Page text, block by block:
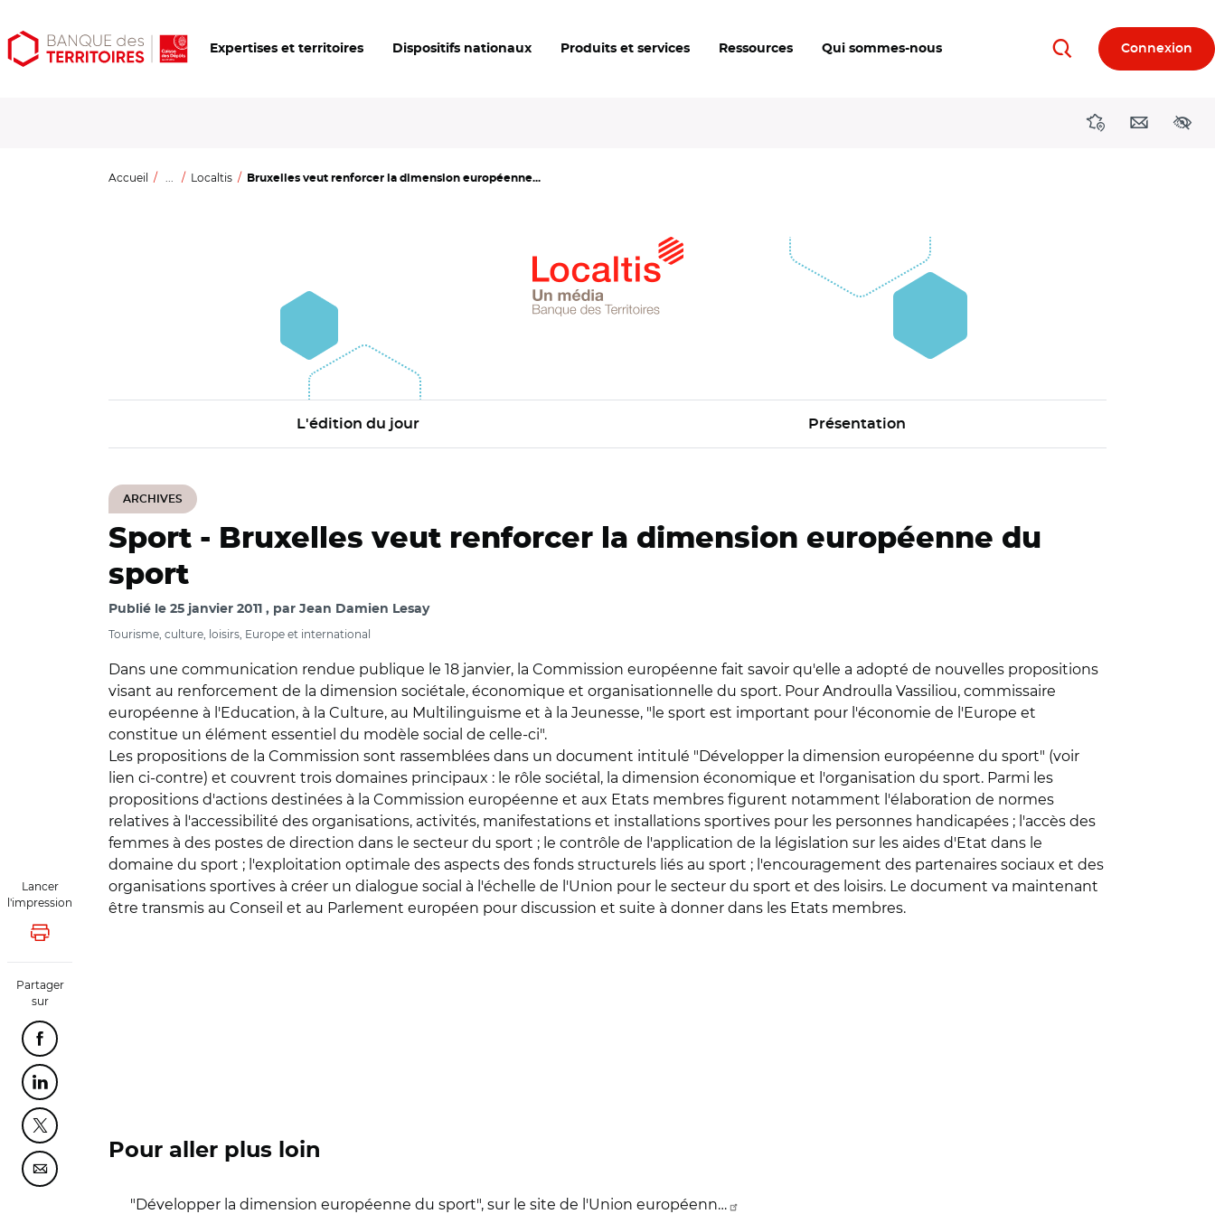
Aller
au
Aller
au
Ouvrir
les
Expertises et territoires Dispositifs nationaux Produits et services Ressources Qui sommes-nous RechercherConnexion
DirectionsContact
Accueil ... Localtis Bruxelles veut renforcer la dimension européenne...
L'édition du jour Présentation
ARCHIVES
Lancer
l'impression
Lancer l'impression
Partager
sur
Partager cette page sur Facebook
Partager cette page sur Linkedin
Partager cette page sur Twitter
Partager cette page sur Courriel
Sport - Bruxelles veut renforcer la dimension européenne du
sport
Publié le 25 janvier 2011 par Jean Damien Lesay
Tourisme, culture, loisirs, Europe et international
Dans une communication rendue publique le 18 janvier, la Commission européenne fait savoir qu'elle a adopté de nouvelles propositions
visant au renforcement de la dimension sociétale, économique et organisationnelle du sport. Pour Androulla Vassiliou, commissaire
européenne à l'Education, à la Culture, au Multilinguisme et à la Jeunesse, "le sport est important pour l'économie de l'Europe et
constitue un élément essentiel du modèle social de celle-ci".
Les propositions de la Commission sont rassemblées dans un document intitulé "Développer la dimension européenne du sport" (voir
lien ci-contre) et couvrent trois domaines principaux : le rôle sociétal, la dimension économique et l'organisation du sport. Parmi les
propositions d'actions destinées à la Commission européenne et aux Etats membres figurent notamment l'élaboration de normes
relatives à l'accessibilité des organisations, activités, manifestations et installations sportives pour les personnes handicapées ; l'accès des
femmes à des postes de direction dans le secteur du sport ; le contrôle de l'application de la législation sur les aides d'Etat dans le
domaine du sport ; l'exploitation optimale des aspects des fonds structurels liés au sport ; l'encouragement des partenaires sociaux et des
organisations sportives à créer un dialogue social à l'échelle de l'Union pour le secteur du sport et des loisirs. Le document va maintenant
être transmis au Conseil et au Parlement européen pour discussion et suite à donner dans les Etats membres.
Pour aller plus loin
"Développer la dimension européenne du sport", sur le site de l'Union européenn…